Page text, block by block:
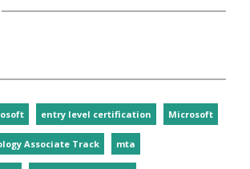
entry level certification Microsoft
Associate Track mta